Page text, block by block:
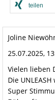
teilen
Joline
25.07.2025,
Vielen lieben
Die
Super